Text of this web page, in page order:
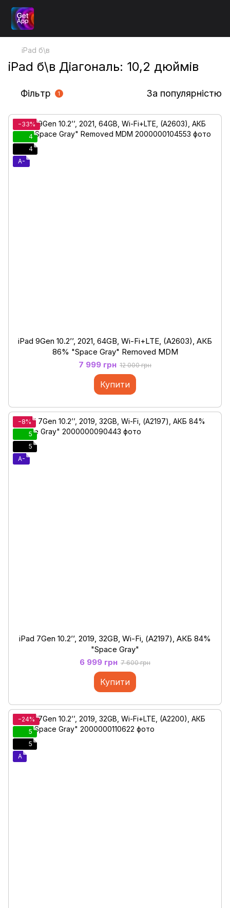
iPad б\в
iPad б\в Діагональ: 10,2 дюймів
Фільтр 1 За популярністю
−33%
4
4
A-
iPad 9Gen 10.2’’, 2021, 64GB, Wi-Fi+LTE, (A2603), АКБ
86% "Space Gray" Removed MDM
7 999 грн 12 000 грн
Купити
−8%
5
5
A-
iPad 7Gen 10.2’’, 2019, 32GB, Wi-Fi, (А2197), АКБ 84%
"Space Gray"
6 999 грн 7 600 грн
Купити
−24%
5
5
A